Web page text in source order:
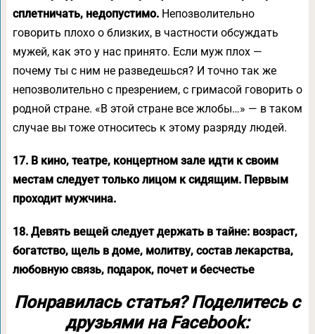
сплетничать, недопустимо.Непозволительно
говорить плохо о близких, в частности обсуждать
мужей, как это у нас принято. Если муж плох —
почему ты с ним не разведешься? И точно так же
непозволительно с презрением, с гримасой говорить о
родной стране. «В этой стране все жлобы…» — в таком
случае вы тоже относитесь к этому разряду людей.
17. В кино, театре, концертном зале идти к своим
местам следует только лицом к сидящим. Первым
проходит мужчина.
18. Девять вещей следует держать в тайне: возраст,
богатство, щель в доме, молитву, состав лекарства,
любовную связь, подарок, почет и бесчестье
Понравилась статья? Поделитесь с
друзьями на Facebook: